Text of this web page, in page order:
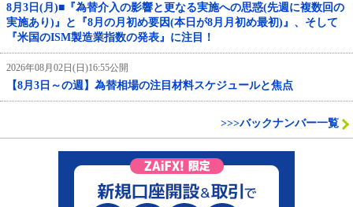
8月3日(月)■『為替介入の影響と更なる実施への思惑(先週に複数回の
実施あり)』と『8月の月初め要因(本日が8月月初め最初)』、そして
『米国のISM製造業指数の発表』に注目！
2026年08月02日(日)16:55公開
【8月3日～の週】為替相場の注目材料スケジュールと焦点
>>>バックナンバー一覧